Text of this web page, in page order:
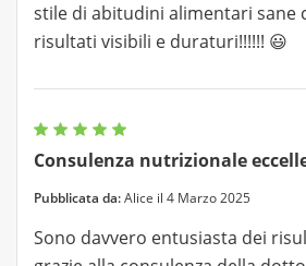
stile di abitudini alimentari sane
risultati visibili e duraturi!!!!!! 😃
Consulenza nutrizionale
Pubblicata da:Alice il 4 Marzo 2025
Sono davvero entusiasta dei